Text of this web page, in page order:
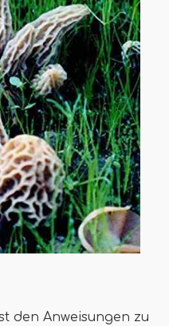
den Anweisungen zu